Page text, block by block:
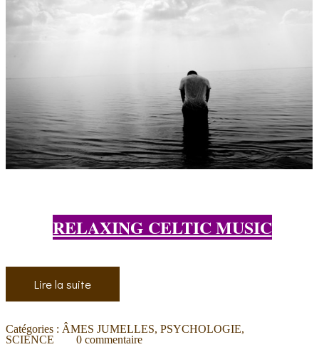
RELAXING CELTIC MUSIC
Lire la suite
Catégories : ÂMES JUMELLES,PSYCHOLOGIE,
SCIENCE
0 commentaire